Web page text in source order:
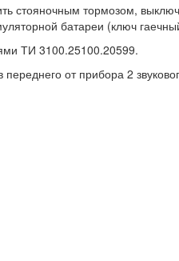
стояночным тормозом,
батареи (ключ
ТИ 3100.25100.20599.
от прибора 2